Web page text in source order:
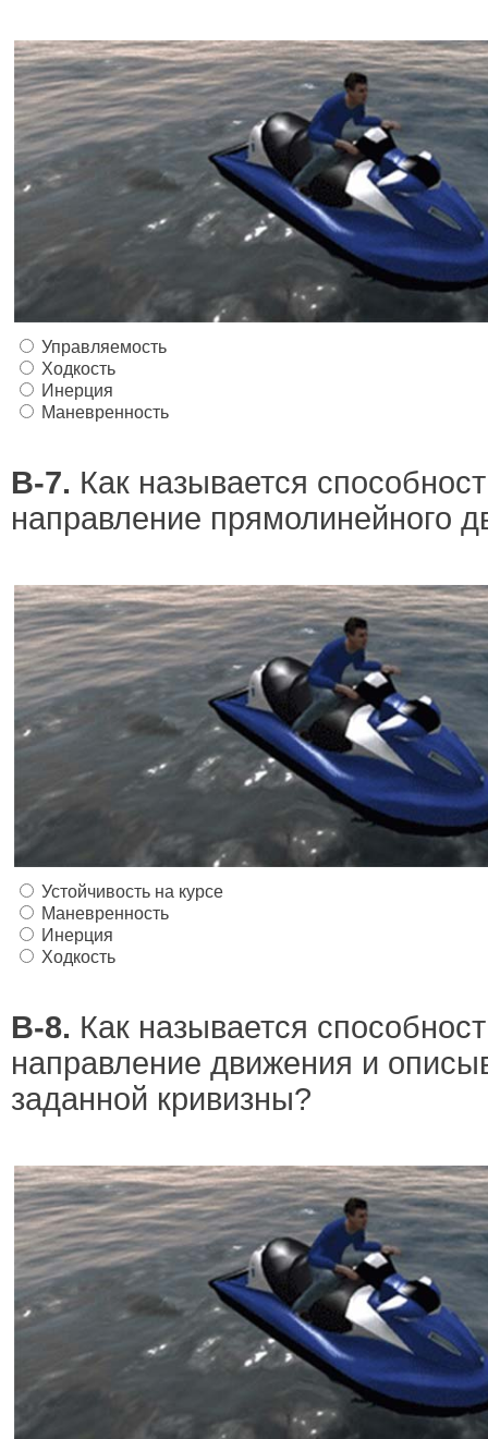
Управляемость
Ходкость
Инерция
Маневренность
В-7. Как называется
направление прямолинейного
Устойчивость на курсе
Маневренность
Инерция
Ходкость
В-8. Как называется
направление движения и
заданной кривизны?